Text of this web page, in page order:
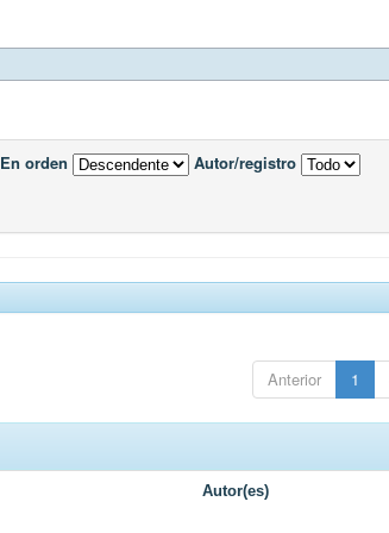
En orden Autor/registro
Anterior 1
Autor(es)